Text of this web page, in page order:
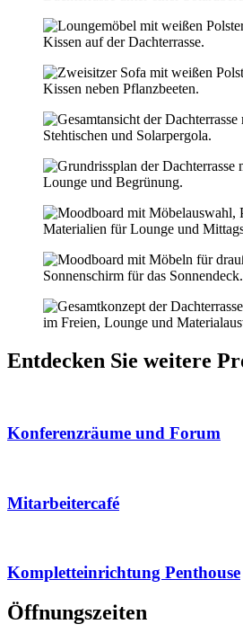
Entdecken Sie weitere
Konferenzräume und Forum
Mitarbeitercafé
Kompletteinrichtung Penthouse
Öffnungszeiten